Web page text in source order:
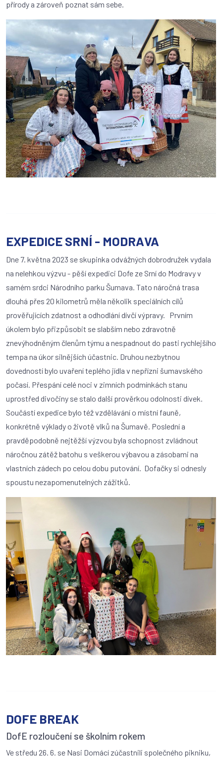
přírody a zároveň poznat sám sebe.
EXPEDICE SRNÍ - MODRAVA
Dne 7. května 2023 se skupinka odvážných dobrodružek vydala
na nelehkou výzvu - pěší expedici Dofe ze Srní do Modravy v
samém srdci Národního parku Šumava. Tato náročná trasa
dlouhá přes 20 kilometrů měla několik speciálních cílů
prověřujících zdatnost a odhodlání dívčí výpravy. Prvním
úkolem bylo přizpůsobit se slabším nebo zdravotně
znevýhodněným členům týmu a nespadnout do pasti rychlejšího
tempa na úkor silnějších účastnic. Druhou nezbytnou
dovedností bylo uvaření teplého jídla v nepřízni šumavského
počasí. Přespání celé noci v zimních podmínkách stanu
uprostřed divočiny se stalo další prověrkou odolnosti dívek.
Součástí expedice bylo též vzdělávání o místní fauně,
konkrétně výklady o životě vlků na Šumavě. Poslední a
pravděpodobně nejtěžší výzvou byla schopnost zvládnout
náročnou zátěž batohu s veškerou výbavou a zásobami na
vlastních zádech po celou dobu putování. Dofačky si odnesly
spoustu nezapomenutelných zážitků.
DOFE BREAK
DofE rozloučení se školním rokem
Ve středu 26. 6. se Nasi Domácí zúčastnili společného pikniku,